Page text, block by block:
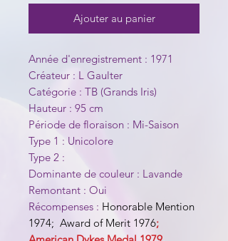
Ajouter au panier
Année d'enregistrement : 1971
Créateur : L Gaulter
Catégorie : TB (Grands Iris)
Hauteur : 95 cm
Période de floraison : Mi-Saison
Type 1 : Unicolore
Type 2 :
Dominante de couleur : Lavande
Remontant : Oui
Récompenses : Honorable Mention
1974; Award of Merit 1976;